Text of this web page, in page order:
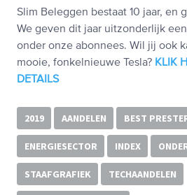
Slim Beleggen bestaat 10 jaar, en
We geven dit jaar uitzonderlijk een
onder onze abonnees. Wil jij ook
mooie, fonkelnieuwe Tesla? KLIK
DETAILS
2019 AANDELEN BEST
ENERGIESECTOR INDEX
STAAFGRAFIEK TECHAANDELEN